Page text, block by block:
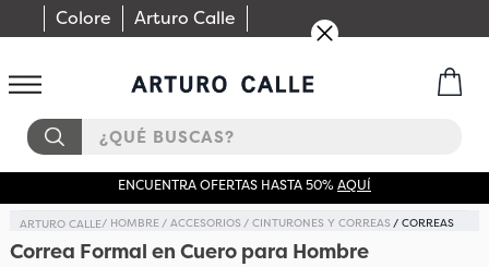
Colore Arturo Calle
¿QUÉ BUSCAS?
ENCUENTRA OFERTAS HASTA 50%AQUÍ
HOMBRE ACCESORIOS CINTURONES Y CORREAS CORREAS
Correa Formal en Cuero para Hombre